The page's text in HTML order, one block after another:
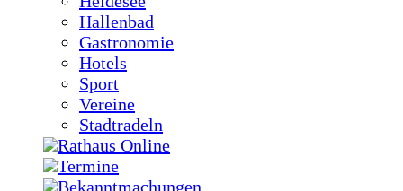
Hallenbad
Gastronomie
Hotels
Sport
Vereine
Stadtradeln
Rathaus Online
Termine
Bekanntmachungen